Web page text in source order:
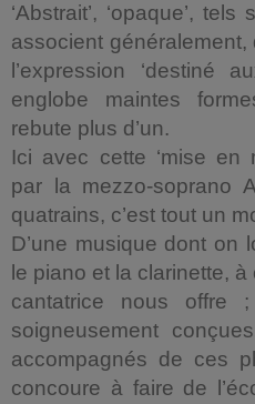
‘Abstrait’, ‘opaque’,
associent généralement,
l’expression ‘destiné
englobe maintes
rebute plus d’un.
Ici avec cette ‘mise en
par la mezzo-soprano
quatrains, c’est tout un
D’une musique dont on
le piano et la clarinette,
cantatrice nous offre
soigneusement
accompagnés de ces
concoure à faire de